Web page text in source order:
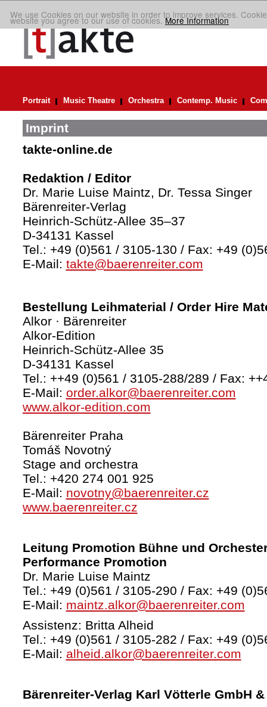
We use Cookies on our website in order to improve services.
website you agree to our use of cookies.More Information
Portrait Music Theatre Orchestra Contemp. Music
Imprint
takte-online.de
Redaktion / Editor
Dr. Marie Luise Maintz, Dr. Tessa Singer
Bärenreiter-Verlag
Heinrich-Schütz-Allee 35–37
D-34131 Kassel
Tel.: +49 (0)561 / 3105-130 / Fax: +49
E-Mail: takte@baerenreiter.com
Bestellung Leihmaterial / Order Hire
Alkor · Bärenreiter
Alkor-Edition
Heinrich-Schütz-Allee 35
D-34131 Kassel
Tel.: ++49 (0)561 / 3105-288/289 / Fax:
E-Mail: order.alkor@baerenreiter.com
www.alkor-edition.com
Bärenreiter Praha
Tomáš Novotný
Stage and orchestra
Tel.: +420 274 001 925
E-Mail: novotny@baerenreiter.cz
www.baerenreiter.cz
Leitung Promotion Bühne und
Performance Promotion
Dr. Marie Luise Maintz
Tel.: +49 (0)561 / 3105-290 / Fax: +49
E-Mail: maintz.alkor@baerenreiter.com
Assistenz: Britta Alheid
Tel.: +49 (0)561 / 3105-282 / Fax: +49
E-Mail: alheid.alkor@baerenreiter.com
Bärenreiter-Verlag Karl Vötterle GmbH &